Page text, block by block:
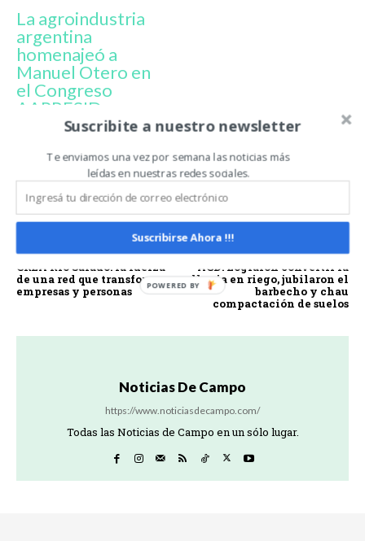
La agroindustria
argentina
homenajeó a
Manuel Otero en
el Congreso
AAPRESID
BRASILIA FERNANDO MATTOS COSTA
IICA
INSTITUTO INTERAMERICANO DE COOPERACIÓN PARA LA
AGRICULTURA
CREA Río Salado: la fuerza
de una red que transforma
empresas y personas
AGD: Lograron convertir la
lluvia en riego, jubilaron el
barbecho y chau
compactación de suelos
Noticias De Campo
https://www.noticiasdecampo.com/
Todas las Noticias de Campo en un sólo lugar.
Suscribite a nuestro newsletter
Te enviamos una vez por semana las noticias más
leídas en nuestras redes sociales.
Suscribirse Ahora !!!